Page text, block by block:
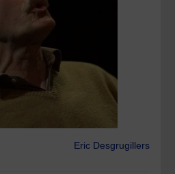
Eric Desgrugillers